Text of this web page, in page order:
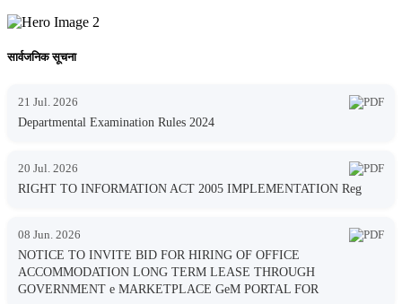
सार्वजनिक सूचना
21 Jul. 2026
Departmental Examination Rules 2024
20 Jul. 2026
RIGHT TO INFORMATION ACT 2005 IMPLEMENTATION Reg
08 Jun. 2026
NOTICE TO INVITE BID FOR HIRING OF OFFICE
ACCOMMODATION LONG TERM LEASE THROUGH
GOVERNMENT e MARKETPLACE GeM PORTAL FOR